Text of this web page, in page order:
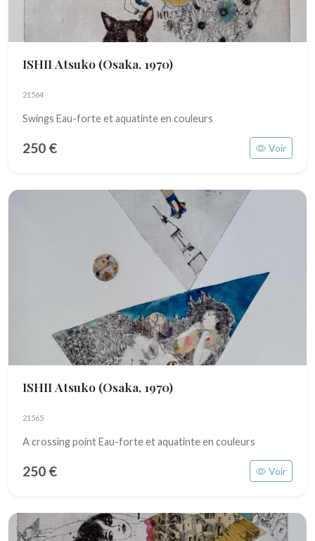
ISHII Atsuko (Osaka, 1970)
21564
Swings Eau-forte et aquatinte en couleurs
250 € Voir
ISHII Atsuko (Osaka, 1970)
21565
A crossing point Eau-forte et aquatinte en couleurs
250 € Voir